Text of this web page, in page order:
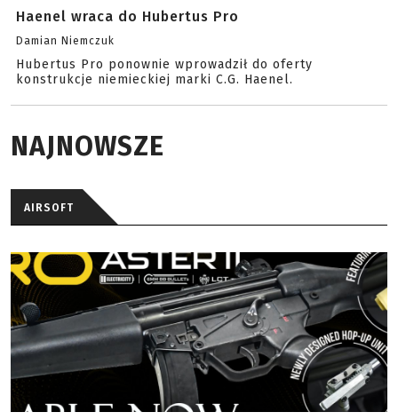
Haenel wraca do Hubertus Pro
Damian Niemczuk
Hubertus Pro ponownie wprowadził do oferty
konstrukcje niemieckiej marki C.G. Haenel.
NAJNOWSZE
AIRSOFT